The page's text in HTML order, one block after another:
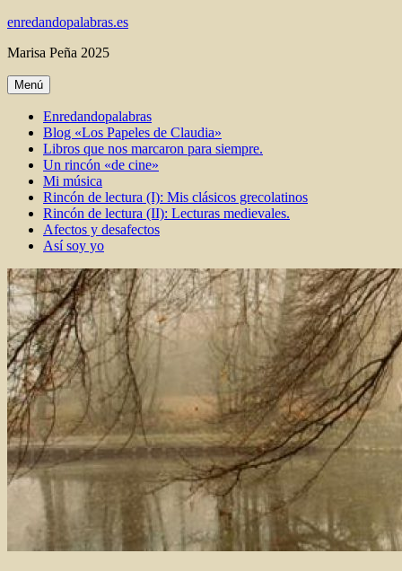
Ir
contenido
enredandopalabras.es
Marisa Peña 2025
Menú
Enredandopalabras
Blog «Los Papeles de Claudia»
Libros que nos marcaron para siempre.
Un rincón «de cine»
Mi música
Rincón de lectura (I): Mis clásicos grecolatinos
Rincón de lectura (II): Lecturas medievales.
Afectos y desafectos
Así soy yo